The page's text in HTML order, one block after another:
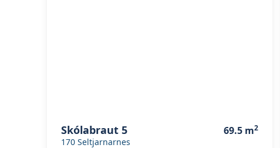
Skólabraut 5
170 Seltjarnarnes
69.5 m2